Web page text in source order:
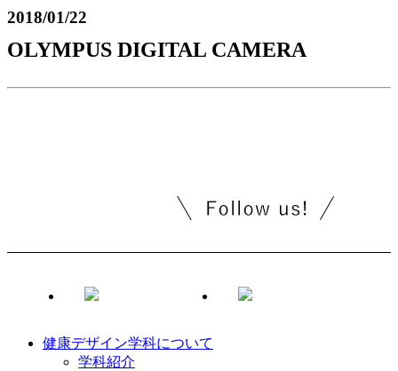
2018/01/22
OLYMPUS DIGITAL CAMERA
健康デザイン学科について
学科紹介